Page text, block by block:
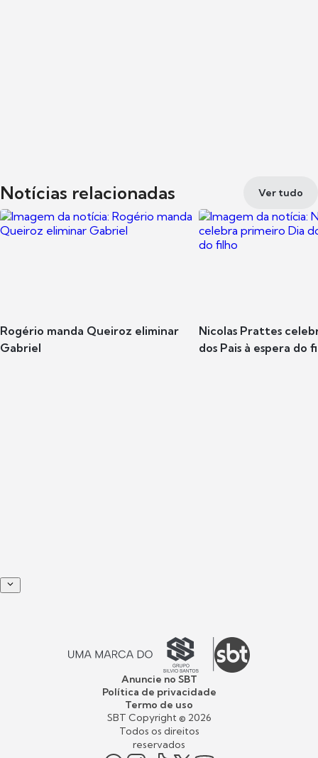
Notícias relacionadas Ver tudo
Rogério manda Queiroz eliminar
Gabriel
Nicolas Prattes
dos Pais à espera do
Anuncie no SBT
Política de privacidade
Termo de uso
SBT Copyright © 2026
Todos os direitos
reservados